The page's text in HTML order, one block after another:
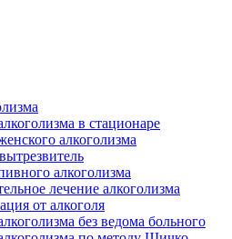
в стационаре
алкоголизма
алкоголизма
лечение алкоголизма
от алкоголя
без ведома больного